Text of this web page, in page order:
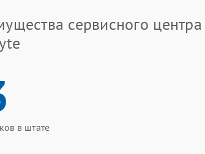
сервисного центра
в штате